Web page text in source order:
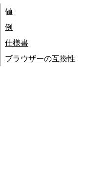
値
例
仕様書
ブラウザーの互換性